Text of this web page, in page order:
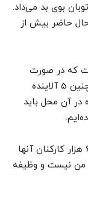
این اتوبان بوی بد می‌داد.
حاضر بیش از
که در صورت
تعطیل آن، مردم تهران گرسنه می‌مانند و همچنین 5 آلاینده
کارخانه آلاینده در آن محل باید
وی اضافه کرد: در صورت تعطیل این صنایع، 6 هزار کارکنان آنها
من نیست و وظیفه